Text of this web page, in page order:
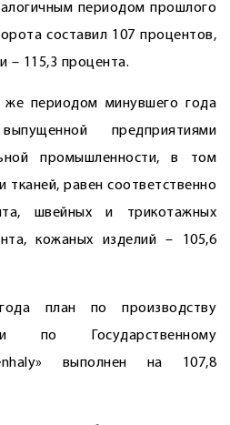
периодом прошлого
составил 107 процентов,
– 115,3 процента.
же периодом минувшего года
предприятиями
промышленности, в том
тканей, равен соответственно
швейных и трикотажных
кожаных изделий – 105,6
план по производству
по Государственному
выполнен на 107,8